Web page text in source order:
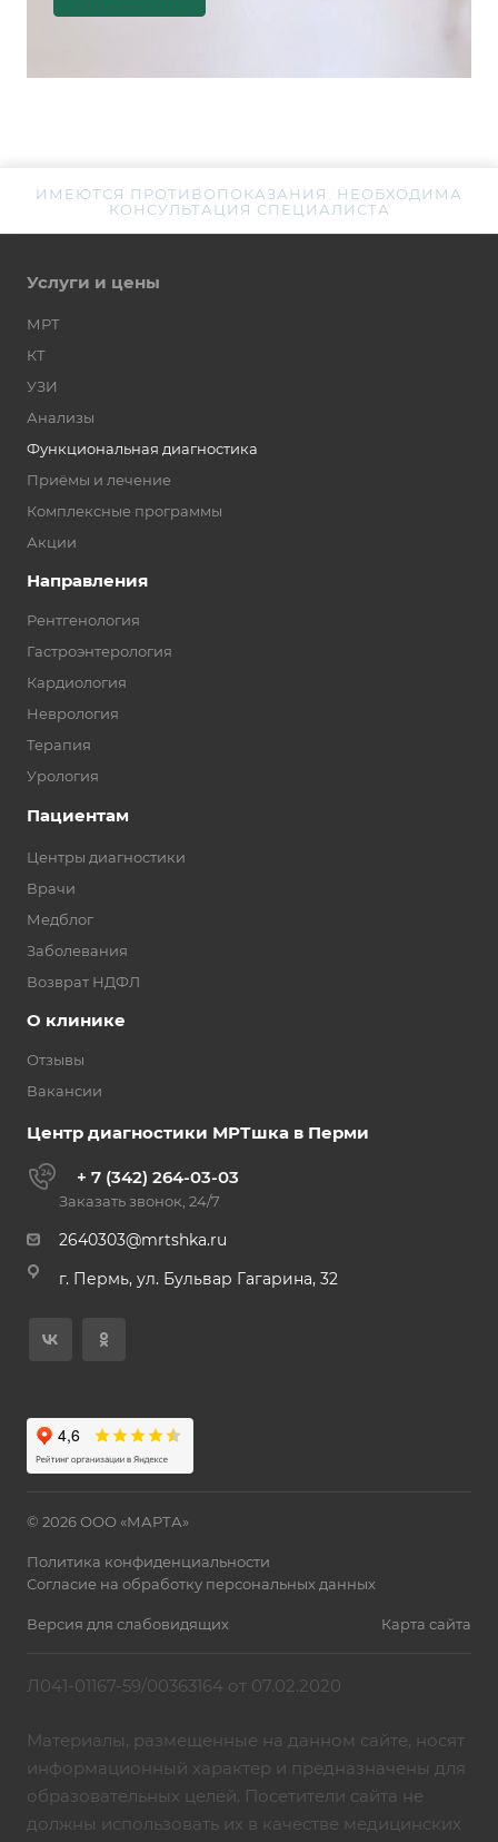
ИМЕЮТСЯ ПРОТИВОПОКАЗАНИЯ. НЕОБХОДИМА
КОНСУЛЬТАЦИЯ СПЕЦИАЛИСТА
Услуги и цены
МРТ
КТ
УЗИ
Анализы
Функциональная диагностика
Приёмы и лечение
Комплексные программы
Акции
Направления
Рентгенология
Гастроэнтерология
Кардиология
Неврология
Терапия
Урология
Пациентам
Центры диагностики
Врачи
Медблог
Заболевания
Возврат НДФЛ
О клинике
Отзывы
Вакансии
Центр диагностики МРТшка в Перми
+ 7 (342) 264-03-03
Заказать звонок, 24/7
2640303@mrtshka.ru
г. Пермь, ул. Бульвар Гагарина, 32
© 2026 ООО «МАРТА»
Политика конфиденциальности
Согласие на обработку персональных данных
Версия для слабовидящих Карта сайта
Л041-01167-59/00363164 от 07.02.2020
Материалы, размещенные на данном сайте, носят
информационный характер и предназначены для
образовательных целей. Посетители сайта не
должны использовать их в качестве медицинских